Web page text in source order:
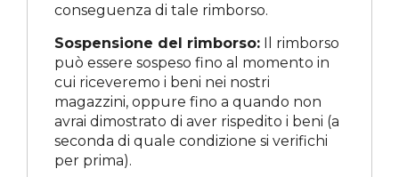
conseguenza di tale rimborso.
Sospensione del rimborso:Il rimborso
può essere sospeso fino al momento in
cui riceveremo i beni nei nostri
magazzini, oppure fino a quando non
avrai dimostrato di aver rispedito i beni (a
seconda di quale condizione si verifichi
per prima).